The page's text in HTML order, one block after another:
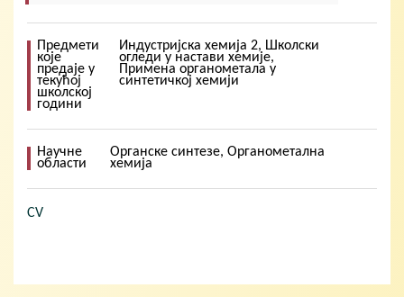
Предмети
које
предаје у
текућој
школској
години
Индустријска хемија 2, Школски
огледи у настави хемије,
Примена органометала у
синтетичкој хемији
Научне
области
Органске синтезе, Органометална
хемија
CV